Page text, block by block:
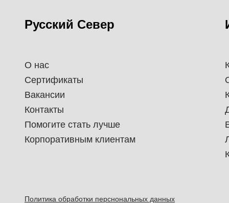
Русский Север
О нас
Сертификаты
Вакансии
Контакты
Помогите стать лучше
Корпоративным клиентам
Политика обработки перснональных данных